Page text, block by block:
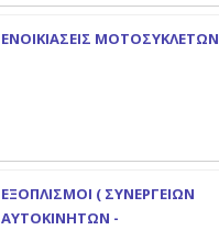
ΕΝΟΙΚΙΑΣΕΙΣ ΜΟΤΟΣΥΚΛΕΤΩΝ
ΕΞΟΠΛΙΣΜΟΙ ( ΣΥΝΕΡΓΕΙΩΝ
ΑΥΤΟΚΙΝΗΤΩΝ -